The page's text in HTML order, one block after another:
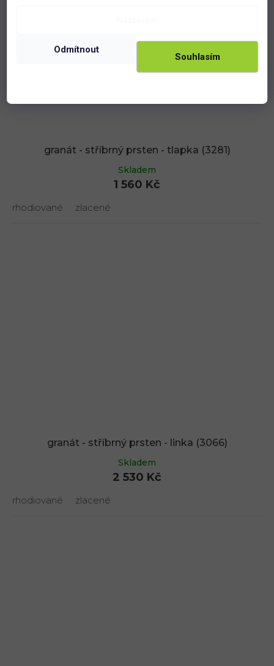
Odmítnout
Souhlasím
granát - stříbrný prsten - tlapka (3281)
Skladem
1 560 Kč
rhodiované zlacené
granát - stříbrný prsten - linka (3066)
Skladem
2 530 Kč
rhodiované zlacené